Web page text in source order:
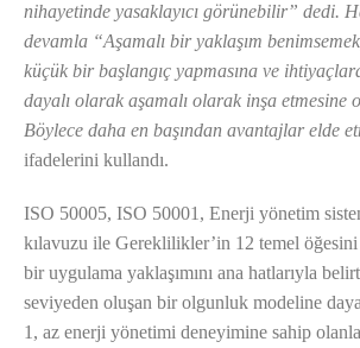
nihayetinde yasaklayıcı görünebilir” dedi.
devamla “Aşamalı bir yaklaşım
küçük bir başlangıç ​​yapmasına ve
dayalı olarak aşamalı olarak inşa etmesine
Böylece daha en başından avantajlar elde
ifadelerini kullandı.
ISO 50005, ISO 50001, Enerji yönetim
kılavuzu ile Gereklilikler’in 12 temel öğesini
bir uygulama yaklaşımını ana hatlarıyla
seviyeden oluşan bir olgunluk modeline
1, az enerji yönetimi deneyimine sahip